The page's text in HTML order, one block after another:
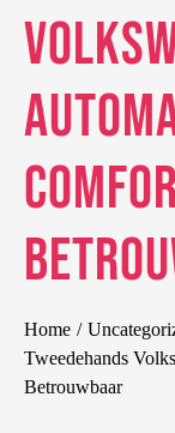
Home
Tweedehands
Betrouwbaar